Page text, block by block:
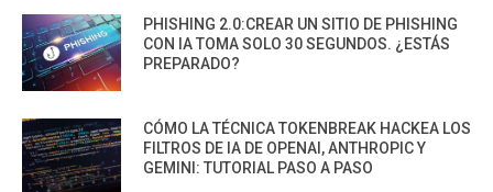
PHISHING 2.0:CREAR UN SITIO DE PHISHING
CON IA TOMA SOLO 30 SEGUNDOS. ¿ESTÁS
PREPARADO?
CÓMO LA TÉCNICA TOKENBREAK HACKEA LOS
FILTROS DE IA DE OPENAI, ANTHROPIC Y
GEMINI: TUTORIAL PASO A PASO